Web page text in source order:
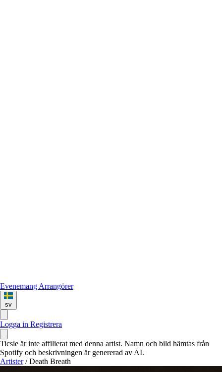
Evenemang Arrangörer
sv
Logga in Registrera
Ticsie är inte affilierat med denna artist. Namn och bild hämtas från
Spotify och beskrivningen är genererad av AI.
Artister / Death Breath